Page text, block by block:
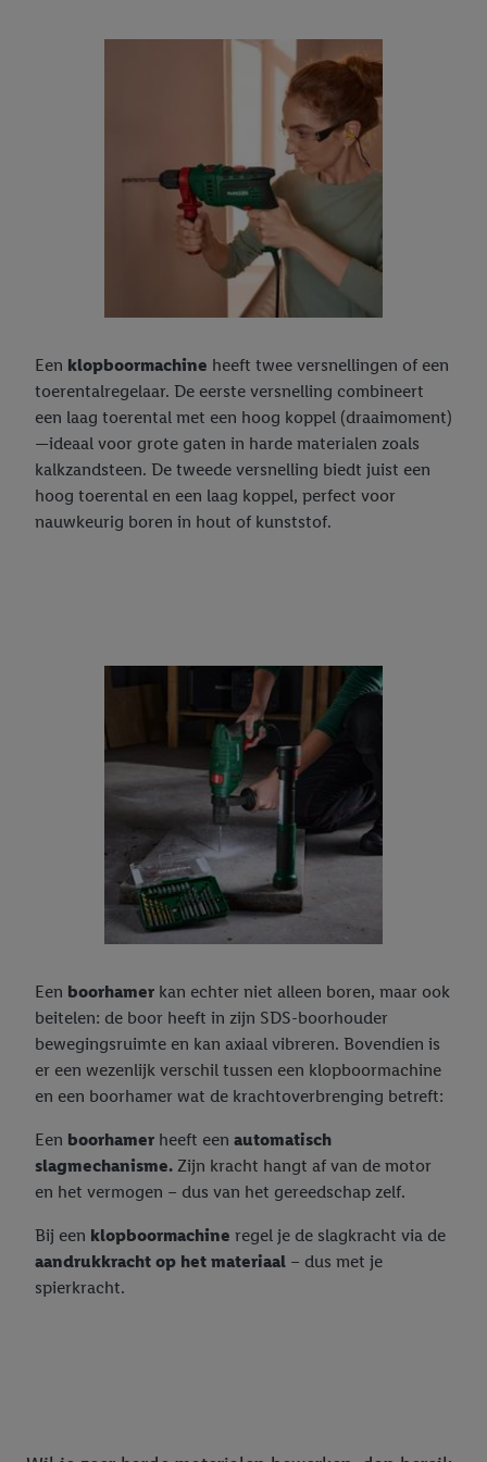
Een klopboormachine heeft twee versnellingen of een
toerentalregelaar. De eerste versnelling combineert
een laag toerental met een hoog koppel (draaimoment)
—ideaal voor grote gaten in harde materialen zoals
kalkzandsteen. De tweede versnelling biedt juist een
hoog toerental en een laag koppel, perfect voor
nauwkeurig boren in hout of kunststof.
Een boorhamer kan echter niet alleen boren, maar ook
beitelen: de boor heeft in zijn SDS-boorhouder
bewegingsruimte en kan axiaal vibreren. Bovendien is
er een wezenlijk verschil tussen een klopboormachine
en een boorhamer wat de krachtoverbrenging betreft:
Een boorhamer heeft een automatisch
slagmechanisme. Zijn kracht hangt af van de motor
en het vermogen – dus van het gereedschap zelf.
Bij een klopboormachine regel je de slagkracht via de
aandrukkracht op het materiaal – dus met je
spierkracht.